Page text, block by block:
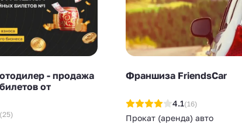
- продажа
от
Франшиза FriendsCar
4.1(16)
Прокат (аренда) авто